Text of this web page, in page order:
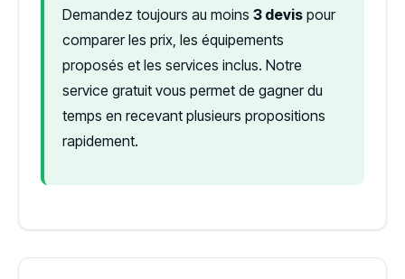
Demandez toujours au moins 3 devis pour
comparer les prix, les équipements
proposés et les services inclus. Notre
service gratuit vous permet de gagner du
temps en recevant plusieurs propositions
rapidement.